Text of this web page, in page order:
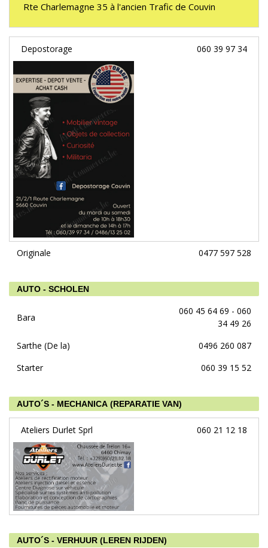
Rte Charlemagne 35 à l'ancien Trafic de Couvin
Depostorage 060 39 97 34
Originale 0477 597 528
AUTO - SCHOLEN
Bara
060 45 64 69 - 060
34 49 26
Sarthe (De la)
0496 260 087
Starter
060 39 15 52
AUTO´S - MECHANICA (REPARATIE VAN)
Ateliers Durlet Sprl 060 21 12 18
AUTO´S - VERHUUR (LEREN RIJDEN)